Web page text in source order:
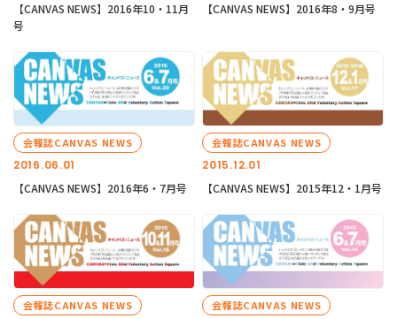
【CANVAS NEWS】2016年10・11月
号
【CANVAS NEWS】2016年8・9月号
2016.06.01
会報誌CANVAS NEWS
【CANVAS NEWS】2016年6・7月号
2015.12.01
会報誌CANVAS NEWS
【CANVAS NEWS】2015年12・1月号
会報誌CANVAS NEWS 会報誌CANVAS NEWS